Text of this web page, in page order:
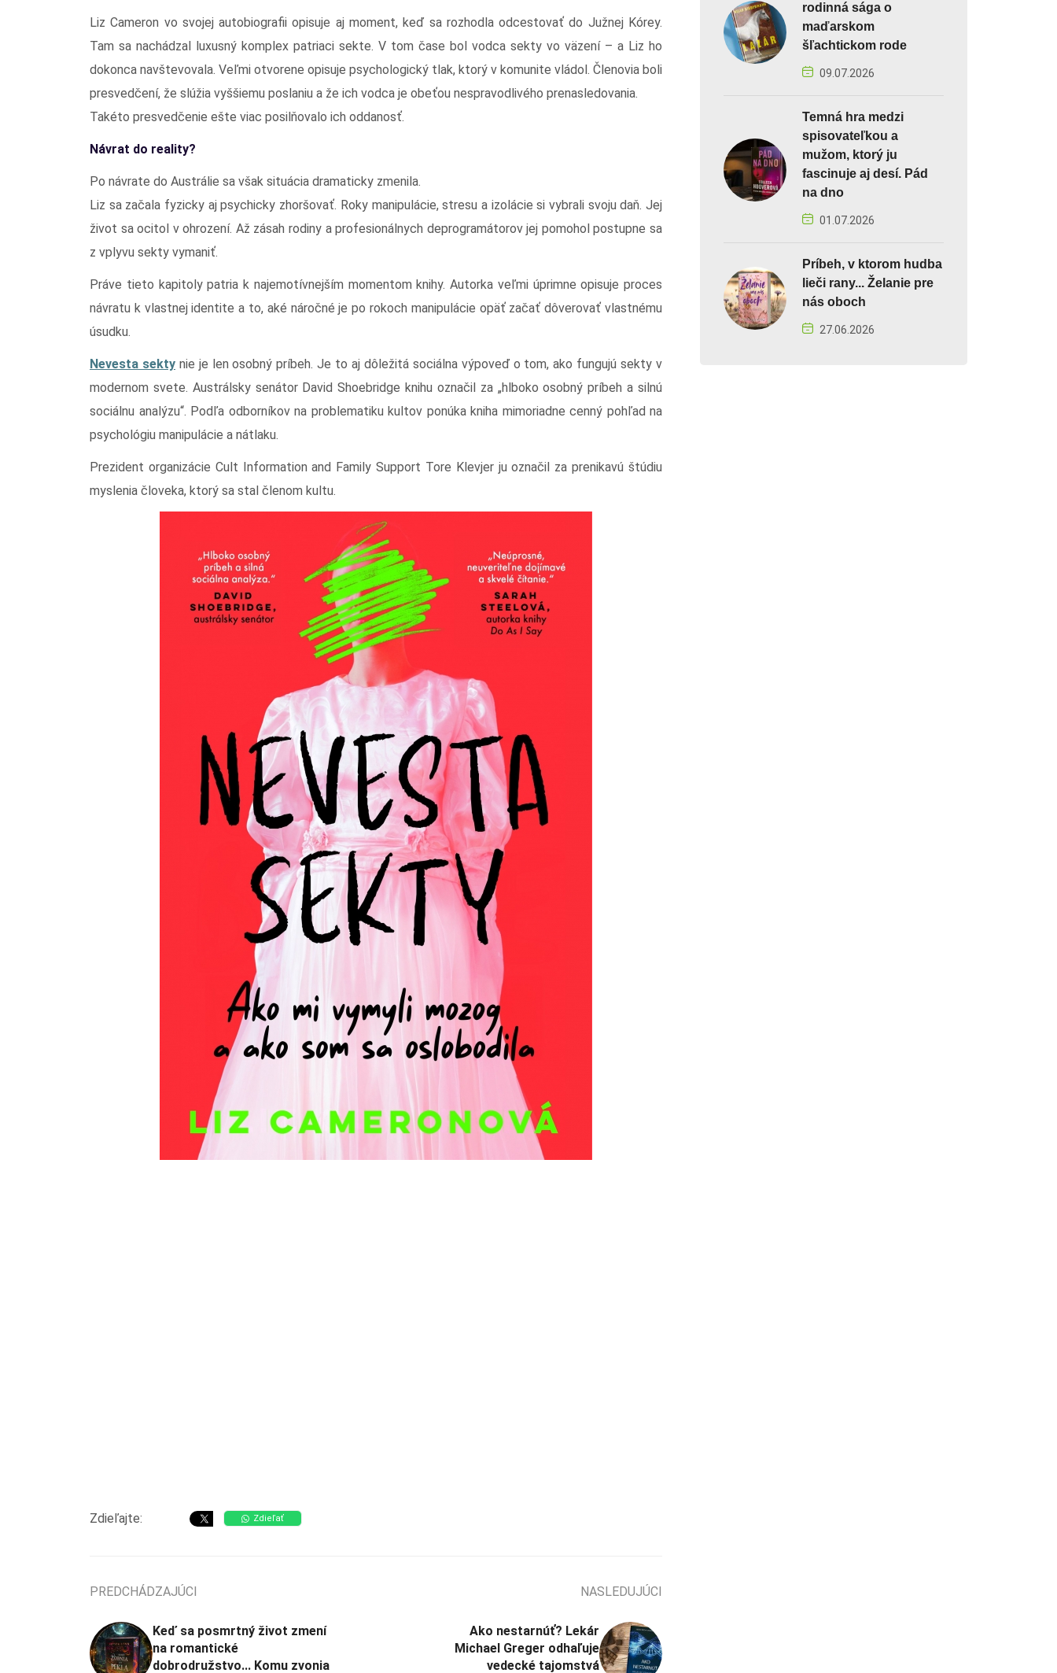
Liz Cameron vo svojej autobiografii opisuje aj moment, keď sa rozhodla odcestovať do Južnej Kórey.
Tam sa nachádzal luxusný komplex patriaci sekte. V tom čase bol vodca sekty vo väzení – a Liz ho
dokonca navštevovala. Veľmi otvorene opisuje psychologický tlak, ktorý v komunite vládol. Členovia boli
presvedčení, že slúžia vyššiemu poslaniu a že ich vodca je obeťou nespravodlivého prenasledovania.
Takéto presvedčenie ešte viac posilňovalo ich oddanosť.
Návrat do reality?
Po návrate do Austrálie sa však situácia dramaticky zmenila.
Liz sa začala fyzicky aj psychicky zhoršovať. Roky manipulácie, stresu a izolácie si vybrali svoju daň. Jej
život sa ocitol v ohrození. Až zásah rodiny a profesionálnych deprogramátorov jej pomohol postupne sa
z vplyvu sekty vymaniť.
Práve tieto kapitoly patria k najemotívnejším momentom knihy. Autorka veľmi úprimne opisuje proces
návratu k vlastnej identite a to, aké náročné je po rokoch manipulácie opäť začať dôverovať vlastnému
úsudku.
Nevesta sektynie je len osobný príbeh. Je to aj dôležitá sociálna výpoveď o tom, ako fungujú sekty v
modernom svete. Austrálsky senátor David Shoebridge knihu označil za „hlboko osobný príbeh a silnú
sociálnu analýzu“. Podľa odborníkov na problematiku kultov ponúka kniha mimoriadne cenný pohľad na
psychológiu manipulácie a nátlaku.
Prezident organizácie Cult Information and Family Support Tore Klevjer ju označil za prenikavú štúdiu
myslenia človeka, ktorý sa stal členom kultu.
Zdieľajte: Zdieľať
PREDCHÁDZAJÚCI
Keď sa posmrtný život zmení
na romantické
dobrodružstvo... Komu zvonia
NASLEDUJÚCI
Ako nestarnúť? Lekár
Michael Greger odhaľuje
vedecké tajomstvá
rodinná sága o
maďarskom
šľachtickom rode
09.07.2026
Temná hra medzi
spisovateľkou a
mužom, ktorý ju
fascinuje aj desí. Pád
na dno
01.07.2026
Príbeh, v ktorom hudba
lieči rany... Želanie pre
nás oboch
27.06.2026